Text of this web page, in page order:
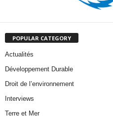
POPULAR CATEGORY
Actualités
Développement Durable
Droit de l’environnement
Interviews
Terre et Mer